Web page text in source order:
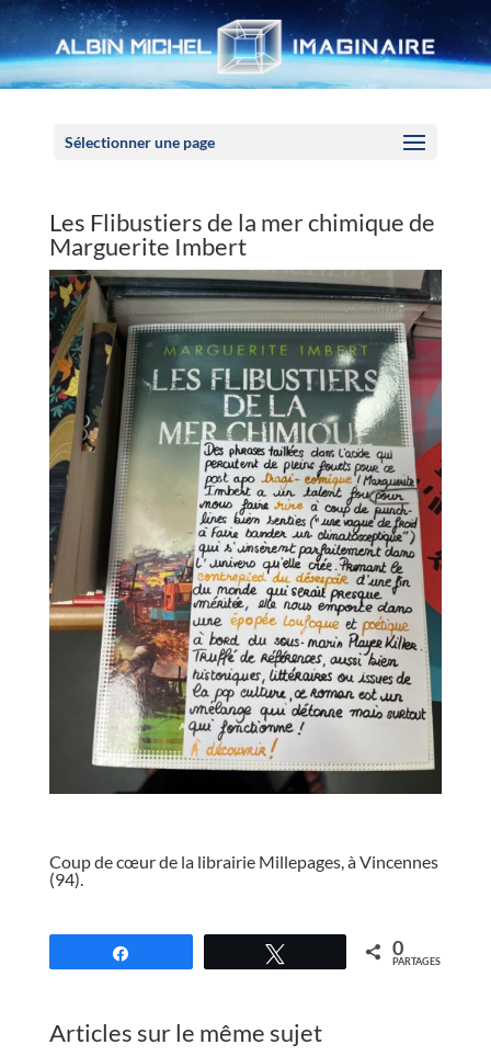
Sélectionner une page
Les Flibustiers de la mer chimique de
Marguerite Imbert
Coup de cœur de la librairie Millepages, à Vincennes
(94).
0
PARTAGES
Articles sur le même sujet
Panneau de gestion des cookies